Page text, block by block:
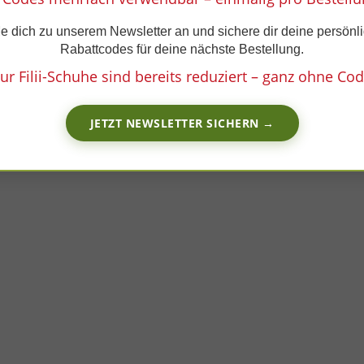
dich zu unserem Newsletter an und sichere dir deine
Rabattcodes für deine nächste Bestellung.
Filii-Schuhe sind bereits reduziert – ganz ohne
JETZT NEWSLETTER SICHERN →